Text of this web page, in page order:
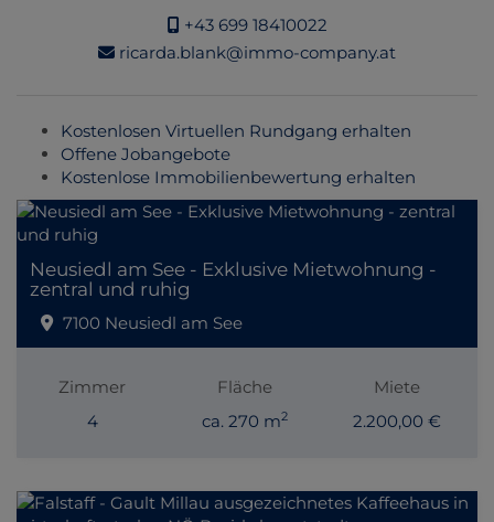
+43 699 18410022
ricarda.blank@immo-company.at
Kostenlosen Virtuellen Rundgang erhalten
Offene Jobangebote
Kostenlose Immobilienbewertung erhalten
Neusiedl am See - Exklusive Mietwohnung -
zentral und ruhig
7100 Neusiedl am See
Zimmer
4
Fläche
ca. 270 m2
Miete
2.200,00 €